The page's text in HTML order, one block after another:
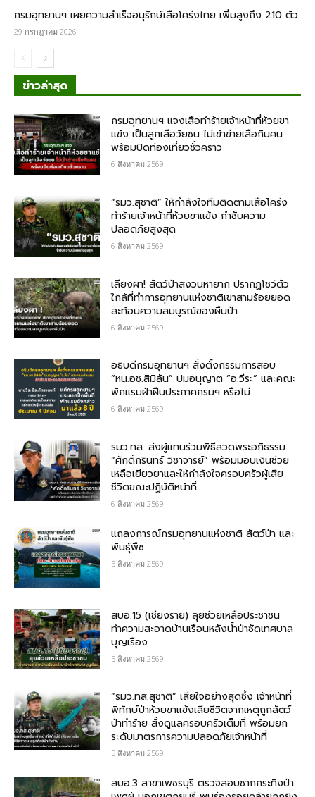
กรมอุทยานฯ เผยความสำเร็จอนุรักษ์เสือโคร่งไทย เพิ่มสูงถึง 210 ตัว
29 กรกฎาคม 2026
ข่าวล่าสุด
กรม​อุทยานฯ แจงเสือทำร้ายเจ้าหน้าที่ห้วยขา
แข้ง เป็นลูกเสือวัยซน ไม่เข้าข่ายเสือกินคน
พร้อมปิดท่องเที่ยวชั่วคราว
6 สิงหาคม 2569
“รมว.สุชาติ” ให้กำลังใจทีมติดตามเสือโคร่ง
ทำร้ายเจ้าหน้าที่ห้วยขาแข้ง กำชับความ
ปลอดภัยสูงสุด
6 สิงหาคม 2569
เลียงผา! สัตว์ป่าสงวนหายาก ปรากฏโชว์ตัว
ใกล้ที่ทำการอุทยานแห่งชาติเขาสามร้อยยอด
สะท้อนความสมบูรณ์ของผืนป่า
6 สิงหาคม 2569
อธิบดีกรมอุทยานฯ​ สั่งตั้งกรรมการสอบ
“หน.อช.สิมิลัน” ปมอนุญาต “อ.วีระ” และคณะ
พักแรมฝ่าฝืนประกาศกรมฯ หรือไม่
6 สิงหาคม 2569
รมว.ทส. ส่งผู้แทนร่วมพิธีสวดพระอภิธรรม
“ศักดิ์กรินทร์ วิชาจารย์” พร้อมมอบเงินช่วย
เหลือเยียวยาและให้กำลังใจครอบครัวผู้เสีย
ชีวิตขณะปฏิบัติหน้าที่
6 สิงหาคม 2569
แถลงการณ์กรมอุทยานแห่งชาติ สัตว์ป่า และ
พันธุ์พืช
5 สิงหาคม 2569
สบอ.15 (เชียงราย) ลุยช่วยเหลือประชาชน
ทำความสะอาดบ้านเรือนหลังน้ำป่าซัดเทศบาล
บุญเรือง
5 สิงหาคม 2569
“รมว.ทส.สุชาติ” เสียใจอย่างสุดซึ้ง เจ้าหน้าที่
พิทักษ์ป่าห้วยขาแข้งเสียชีวิตจากเหตุถูกสัตว์
ป่าทำร้าย สั่งดูแลครอบครัวเต็มที่ พร้อมยก
ระดับมาตรการความปลอดภัยเจ้าหน้าที่
5 สิงหาคม 2569
สบอ.3 สาขาเพชรบุรี ตรวจสอบซากกระทิงป่า